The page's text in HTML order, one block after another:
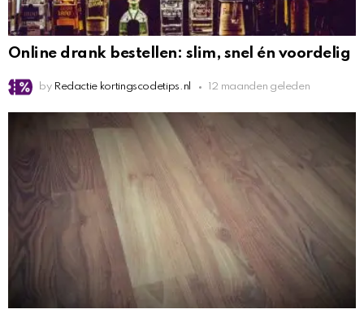
Online drank bestellen: slim, snel én voordelig
by Redactie kortingscodetips.nl 12 maanden geleden